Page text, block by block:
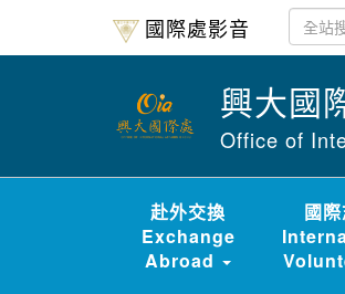
國際處影音
興大國
Office of
赴外交換
Exchange
Abroad
國